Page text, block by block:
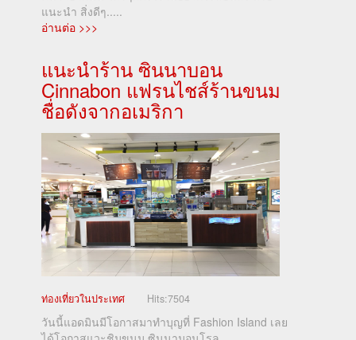
แนะนำ สิ่งดีๆ.....
อ่านต่อ >>>
แนะนำร้าน ซินนาบอน
Cinnabon แฟรนไชส์ร้านขนม
ชื่อดังจากอเมริกา
ท่องเที่ยวในประเทศ Hits:7504
วันนี้แอดมินมีโอกาสมาทำบุญที่ Fashion Island เลย